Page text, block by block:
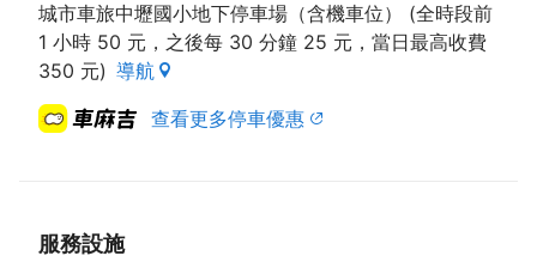
城市車旅中壢國小地下停車場（含機車位） (全時段前
1 小時 50 元，之後每 30 分鐘 25 元，當日最高收費
350 元) 導航
查看更多停車優惠
服務設施